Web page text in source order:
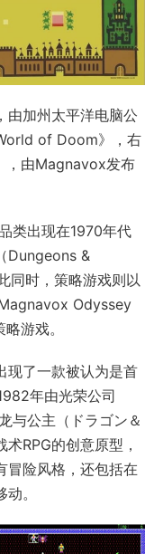
由加州太平洋电脑公
of Doom》，右
，由Magnavox发布
类出现在1970年代
Dungeons &
同时，策略游戏则以
Odyssey
游戏。
现了一款被认为是首
年由光荣公司
与公主（ドラゴン＆
RPG的创意原型，
冒险风格，还包括在
。